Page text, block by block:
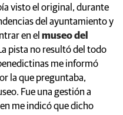
visto el original, durante
del ayuntamiento y
en el museo del
pista no resultó del todo
me informó
la que preguntaba,
Fue una gestión a
me indicó que dicho